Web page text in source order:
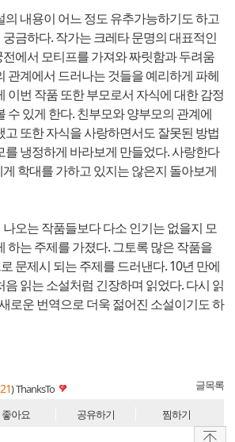
의 내용이 어느 정도 유추가능하기도 하고
금하다. 작가는 크레타 문명의 대표적인
에서 모티프를 가져와 짜릿함과 두려움
관계에서 드러나는 것들을 예리하게 파헤
이번 작품 또한 부모로서 자식에 대한 감정
수 있게 한다. 친부모와 양부모의 관계에
또한 자식을 사랑하면서도 잘못된 방법
를 냉정하게 바라보게 만들었다. 사랑한다
학대를 가하고 있지는 않은지 돌아보게
오는 작품들보다 다소 인기는 없을지 모
하는 주제를 가졌다. 그토록 많은 작품을
문제시 되는 주제를 드러낸다. 10년 만에
읽는 소설처럼 긴장하며 읽었다. 다시 읽
로운 번역으로 더욱 젊어진 소설이기도 하
21)ThanksTo 글목록
좋아요 공유하기 찜하기